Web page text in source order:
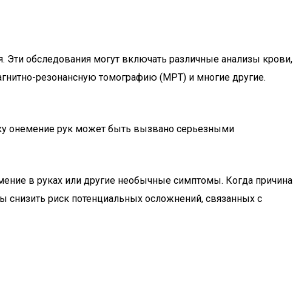
Эти обследования могут включать различные анализы крови,
резонансную томографию (МРТ) и многие другие.
онемение рук может быть вызвано серьезными
в руках или другие необычные симптомы. Когда причина
снизить риск потенциальных осложнений, связанных с